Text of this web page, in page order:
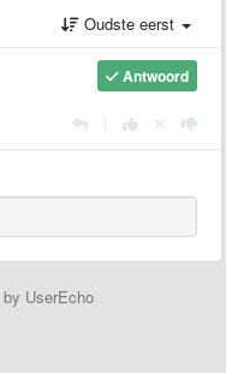
Oudste eerst
Antwoord
by UserEcho